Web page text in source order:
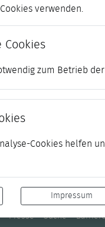
verwenden.
Cookies
zum Betrieb der
Cookies helfen
Impressum
Presse Suche